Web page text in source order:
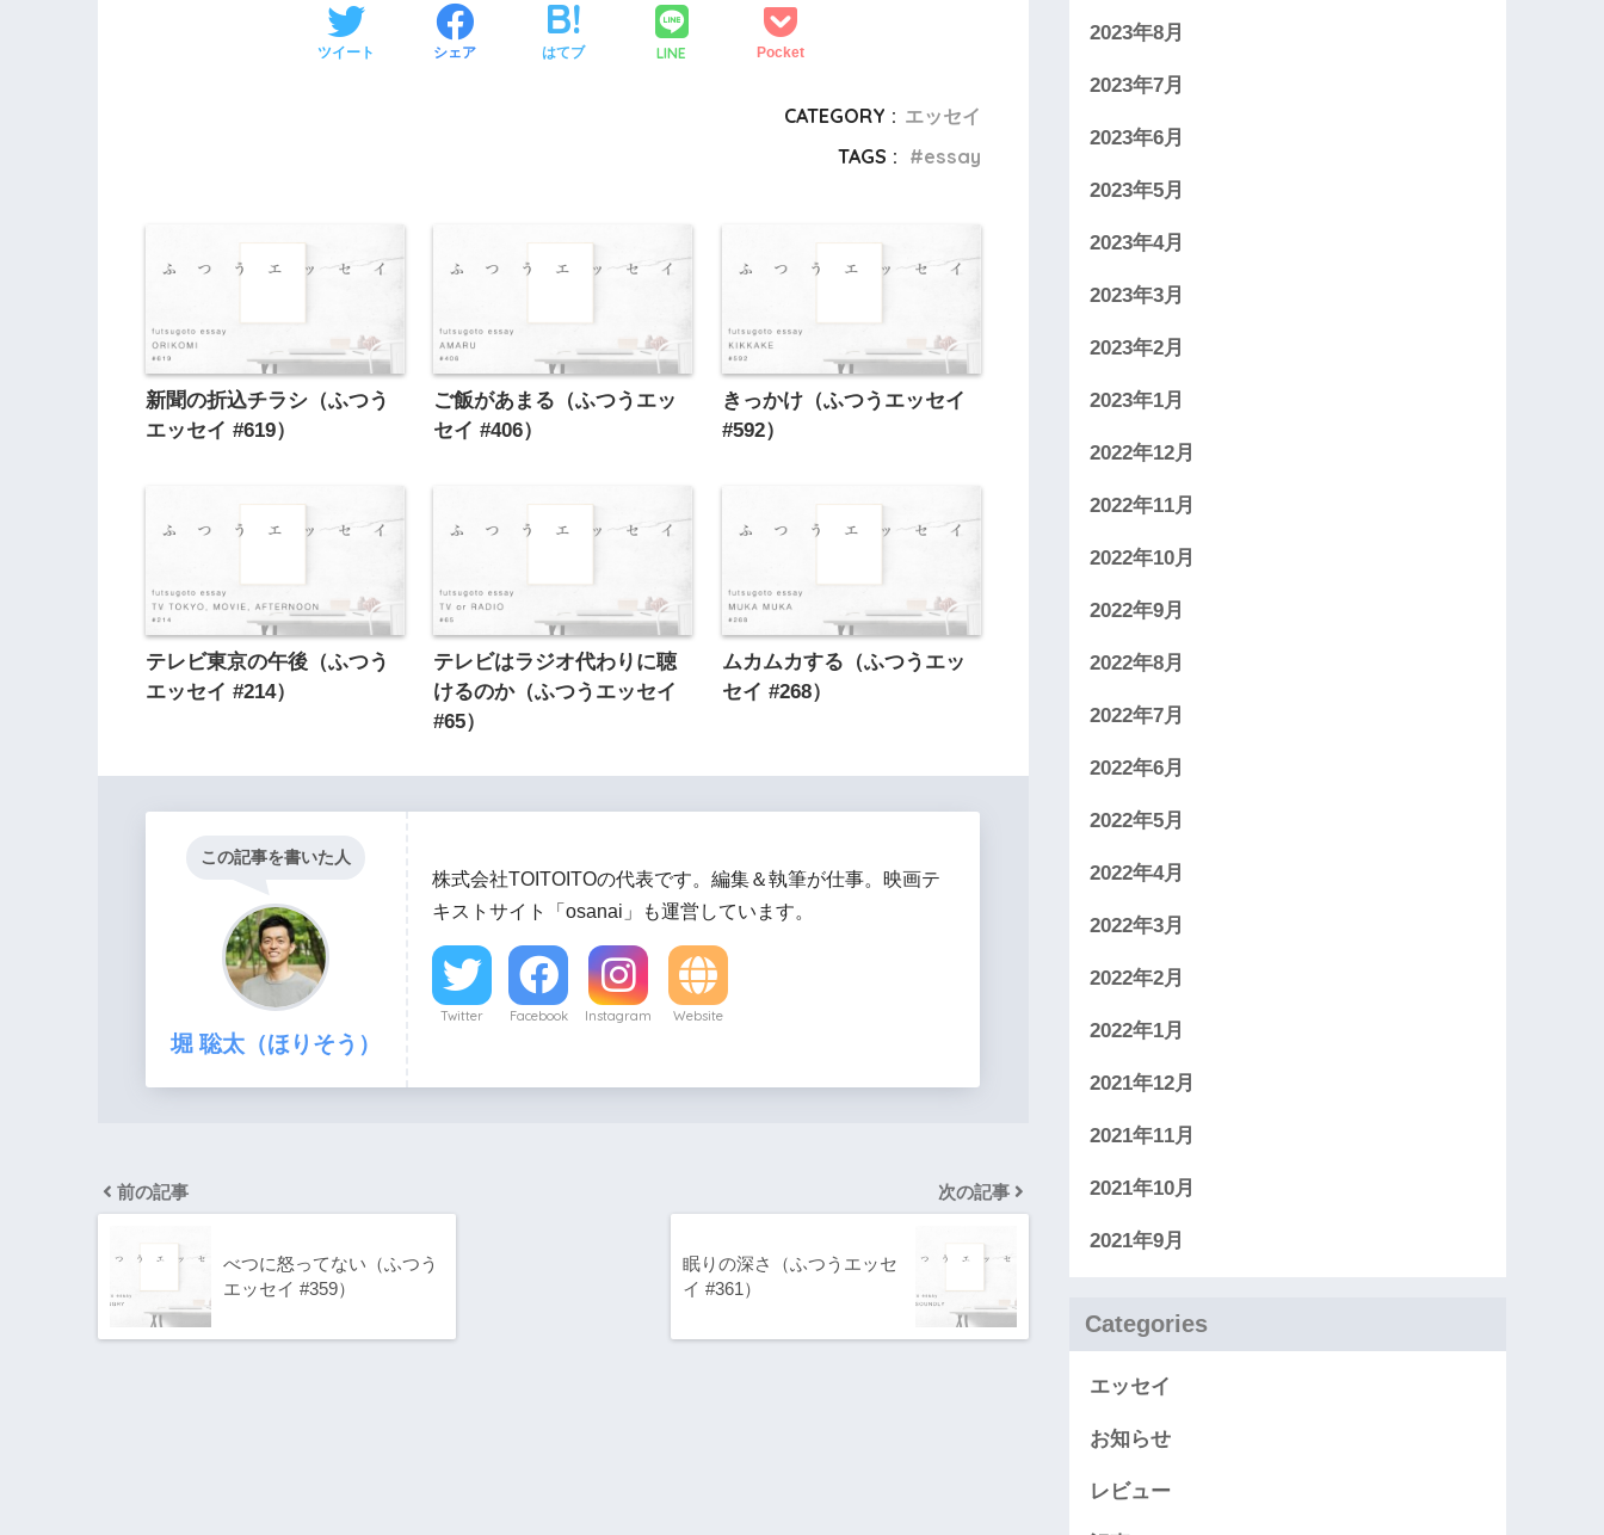
ツイート シェア はてブ LINE Pocket
CATEGORY : エッセイ
TAGS :
essay
新聞の折込チラシ（ふつう
エッセイ #619）
ご飯があまる（ふつうエッ
セイ #406）
きっかけ（ふつうエッセイ
#592）
テレビ東京の午後（ふつう
エッセイ #214）
テレビはラジオ代わりに聴
けるのか（ふつうエッセイ
#65）
ムカムカする（ふつうエッ
セイ #268）
この記事を書いた人
堀 聡太（ほりそう）
株式会社TOITOITOの代表です。編集＆執筆が仕事。映画テ
キストサイト「osanai」も運営しています。
Twitter Facebook Instagram Website
前の記事
べつに怒ってない（ふつう
エッセイ #359）
次の記事
眠りの深さ（ふつうエッセ
イ #361）
2023年8月
2023年7月
2023年6月
2023年5月
2023年4月
2023年3月
2023年2月
2023年1月
2022年12月
2022年11月
2022年10月
2022年9月
2022年8月
2022年7月
2022年6月
2022年5月
2022年4月
2022年3月
2022年2月
2022年1月
2021年12月
2021年11月
2021年10月
2021年9月
Categories
エッセイ
お知らせ
レビュー